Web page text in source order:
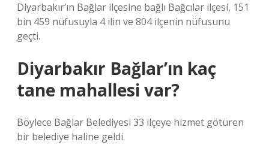
Diyarbakır’ın Bağlar ilçesine bağlı Bağcılar ilçesi, 151
bin 459 nüfusuyla 4 ilin ve 804 ilçenin nüfusunu
geçti.
Diyarbakır Bağlar’ın kaç
tane mahallesi var?
Böylece Bağlar Belediyesi 33 ilçeye hizmet götüren
bir belediye haline geldi.